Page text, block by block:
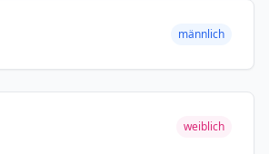
männlich
weiblich